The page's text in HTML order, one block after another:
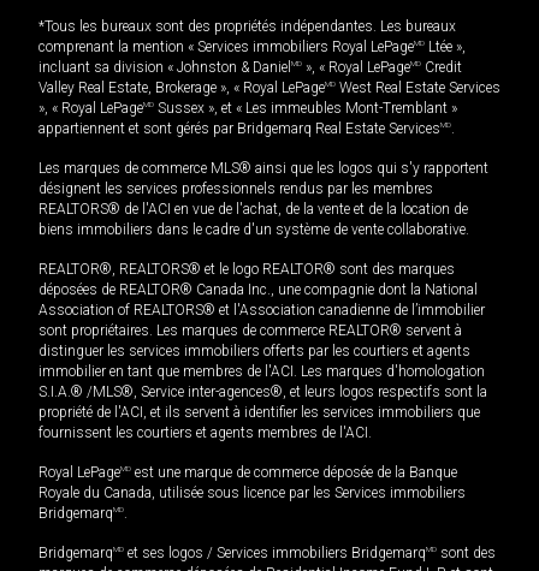
*Tous les bureaux sont des propriétés indépendantes. Les bureaux
comprenant la mention « Services immobiliers Royal LePageMD Ltée »,
incluant sa division « Johnston & Daniel MD », « Royal LePageMD Credit
Valley Real Estate, Brokerage », « Royal LePageMD West Real Estate Services
», « Royal LePageMD Sussex », et « Les immeubles Mont-Tremblant »
appartiennent et sont gérés par Bridgemarq Real Estate ServicesMD.
Les marques de commerce MLS® ainsi que les logos qui s'y rapportent
désignent les services professionnels rendus par les membres
REALTORS® de l'ACI en vue de l'achat, de la vente et de la location de
biens immobiliers dans le cadre d'un système de vente collaborative.
REALTOR®, REALTORS® et le logo REALTOR® sont des marques
déposées de REALTOR® Canada Inc., une compagnie dont la National
Association of REALTORS® et l'Association canadienne de l’immobilier
sont propriétaires. Les marques de commerce REALTOR® servent à
distinguer les services immobiliers offerts par les courtiers et agents
immobilier en tant que membres de l'ACI. Les marques d'homologation
S.I.A.® /MLS®, Service inter-agences®, et leurs logos respectifs sont la
propriété de l'ACI, et ils servent à identifier les services immobiliers que
fournissent les courtiers et agents membres de l'ACI.
Royal LePageMD est une marque de commerce déposée de la Banque
Royale du Canada, utilisée sous licence par les Services immobiliers
BridgemarqMD.
BridgemarqMD et ses logos / Services immobiliers BridgemarqMD sont des